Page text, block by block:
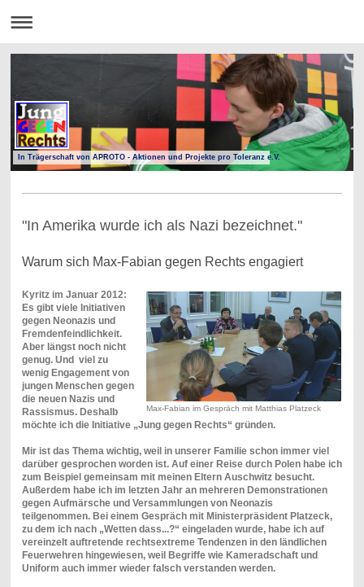
In Trägerschaft von APROTO - Aktionen und Projekte pro Toleranz e.V.
"In Amerika wurde ich als Nazi bezeichnet."
Warum sich Max-Fabian gegen Rechts engagiert
Max-Fabian im Gespräch mit Matthias Platzeck
Kyritz im Januar 2012:
Es gibt viele Initiativen
gegen Neonazis und
Fremdenfeindlichkeit.
Aber längst noch nicht
genug. Und viel zu
wenig Engagement von
jungen Menschen gegen
die neuen Nazis und
Rassismus. Deshalb
möchte ich die Initiative „Jung gegen Rechts“ gründen.
Mir ist das Thema wichtig, weil in unserer Familie schon immer viel
darüber gesprochen worden ist. Auf einer Reise durch Polen habe ich
zum Beispiel gemeinsam mit meinen Eltern Auschwitz besucht.
Außerdem habe ich im letzten Jahr an mehreren Demonstrationen
gegen Aufmärsche und Versammlungen von Neonazis
teilgenommen. Bei einem Gespräch mit Ministerpräsident Platzeck,
zu dem ich nach „Wetten dass...?“ eingeladen wurde, habe ich auf
vereinzelt auftretende rechtsextreme Tendenzen in den ländlichen
Feuerwehren hingewiesen, weil Begriffe wie Kameradschaft und
Uniform auch immer wieder falsch verstanden werden.